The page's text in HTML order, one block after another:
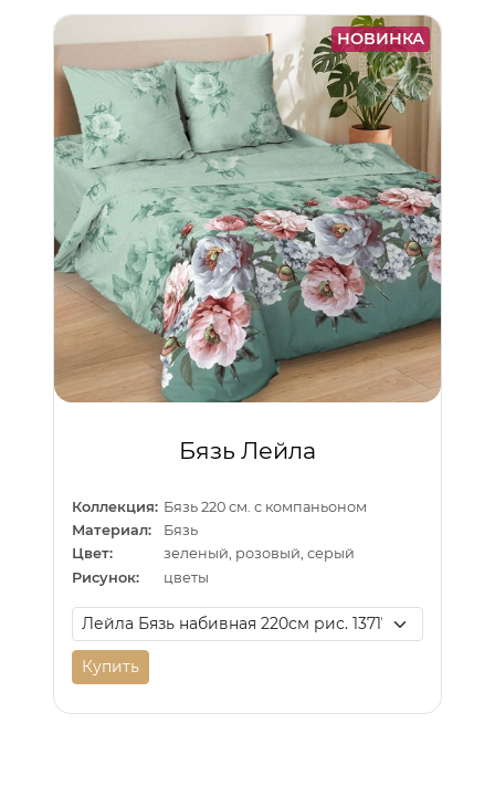
НОВИНКА
Бязь Лейла
Коллекция: Бязь 220 см. с компаньоном
Материал:
Бязь
Цвет:
зеленый, розовый, серый
Рисунок:
цветы
Купить